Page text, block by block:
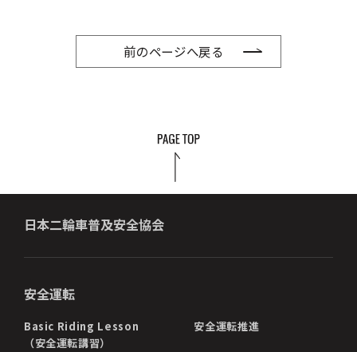
前のページへ戻る
日本二輪車普及安全協会
安全運転
Basic Riding Lesson
（安全運転講習）
安全運転推進